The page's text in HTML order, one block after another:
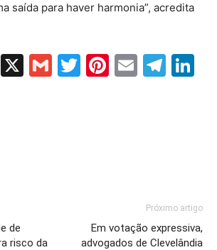
saída para haver harmonia”, acredita
Messenger
X GmailTwitter
Pinterest
Email
de
risco da
Próximo artigo
Em votação expressiva,
advogados de Clevelândia